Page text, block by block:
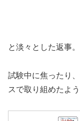
と淡々とした返事。
試験中に焦ったり
スで取り組めたよう